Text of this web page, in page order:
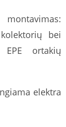
montavimas:
bei
EPE ortakių
elektra